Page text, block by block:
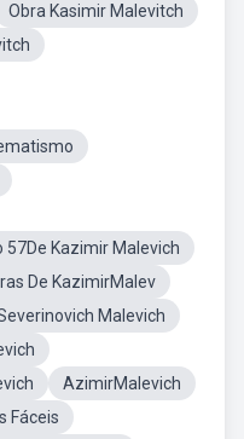
Obra Kasimir Malevitch
Kazimir Malevich
De KazimirMalev
Malevich
AzimirMalevich
Fáceis